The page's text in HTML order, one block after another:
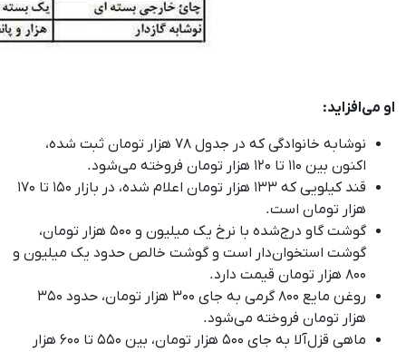
او می‌افزاید:
نوشابه خانوادگی که در جدول ۷۸ هزار تومان ثبت شده،
اکنون بین ۱۱۰ تا ۱۲۰ هزار تومان فروخته می‌شود.
قند کیلویی که ۱۳۳ هزار تومان اعلام شده، در بازار ۱۵۰ تا ۱۷۰
هزار تومان است.
گوشت گاو درج‌شده با نرخ یک میلیون و ۵۰۰ هزار تومان،
گوشت استخوان‌دار است و گوشت خالص حدود یک میلیون و
۸۰۰ هزار تومان قیمت دارد.
روغن مایع ۸۰۰ گرمی به جای ۳۰۰ هزار تومان، حدود ۳۵۰
هزار تومان فروخته می‌شود.
ماهی قزل‌آلا به جای ۵۰۰ هزار تومان، بین ۵۵۰ تا ۶۰۰ هزار